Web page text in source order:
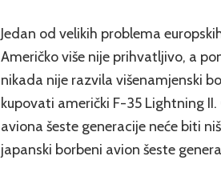
Jedan od velikih problema
Američko više nije prihvatljivo, a
nikada nije razvila višenamjenski
kupovati američki F-35 Lightning
aviona šeste generacije neće biti
japanski borbeni avion šeste